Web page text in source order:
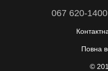
067 620-1400
Повна
©